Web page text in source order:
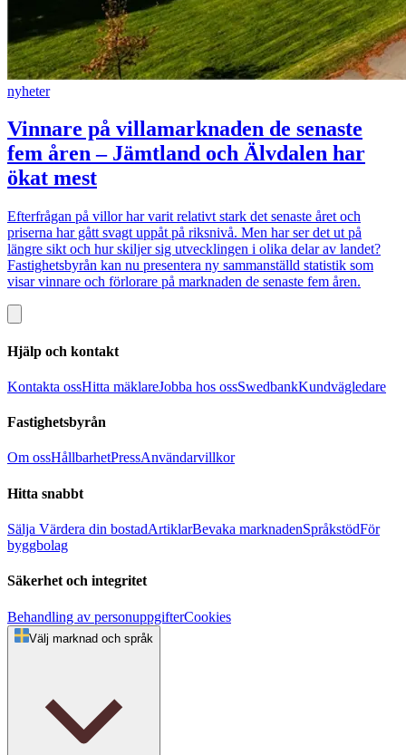
nyheter
Vinnare på villamarknaden de senaste
fem åren – Jämtland och Älvdalen har
ökat mest
Efterfrågan på villor har varit relativt stark det senaste året och
priserna har gått svagt uppåt på riksnivå. Men har ser det ut på
längre sikt och hur skiljer sig utvecklingen i olika delar av landet?
Fastighetsbyrån kan nu presentera ny sammanställd statistik som
visar vinnare och förlorare på marknaden de senaste fem åren.
Hjälp och kontakt
Kontakta ossHitta mäklareJobba hos ossSwedbankKundvägledare
Fastighetsbyrån
Om ossHållbarhetPressAnvändarvillkor
Hitta snabbt
Sälja Värdera din bostadArtiklarBevaka marknadenSpråkstödFör
byggbolag
Säkerhet och integritet
Behandling av personuppgifterCookies
Välj marknad och språk